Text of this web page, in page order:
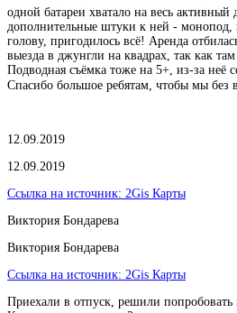
одной батареи хватало на весь активный
дополнительные штуки к ней - монопод,
голову, пригодилось всё! Аренда
выезда в джунгли на квадрах, так как
Подводная съёмка тоже на 5+, из-за неё
Спасибо большое ребятам, чтобы мы без
12.09.2019
12.09.2019
Ссылка на источник: 2Gis Карты
Виктория Бондарева
Виктория Бондарева
Ссылка на источник: 2Gis Карты
Приехали в отпуск, решили попробовать